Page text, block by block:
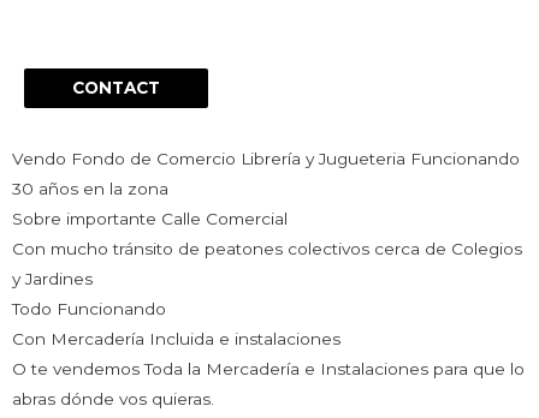
CONTACT
Vendo Fondo de Comercio Librería y Jugueteria Funcionando
30 años en la zona
Sobre importante Calle Comercial
Con mucho tránsito de peatones colectivos cerca de Colegios
y Jardines
Todo Funcionando
Con Mercadería Incluida e instalaciones
O te vendemos Toda la Mercadería e Instalaciones para que lo
abras dónde vos quieras.